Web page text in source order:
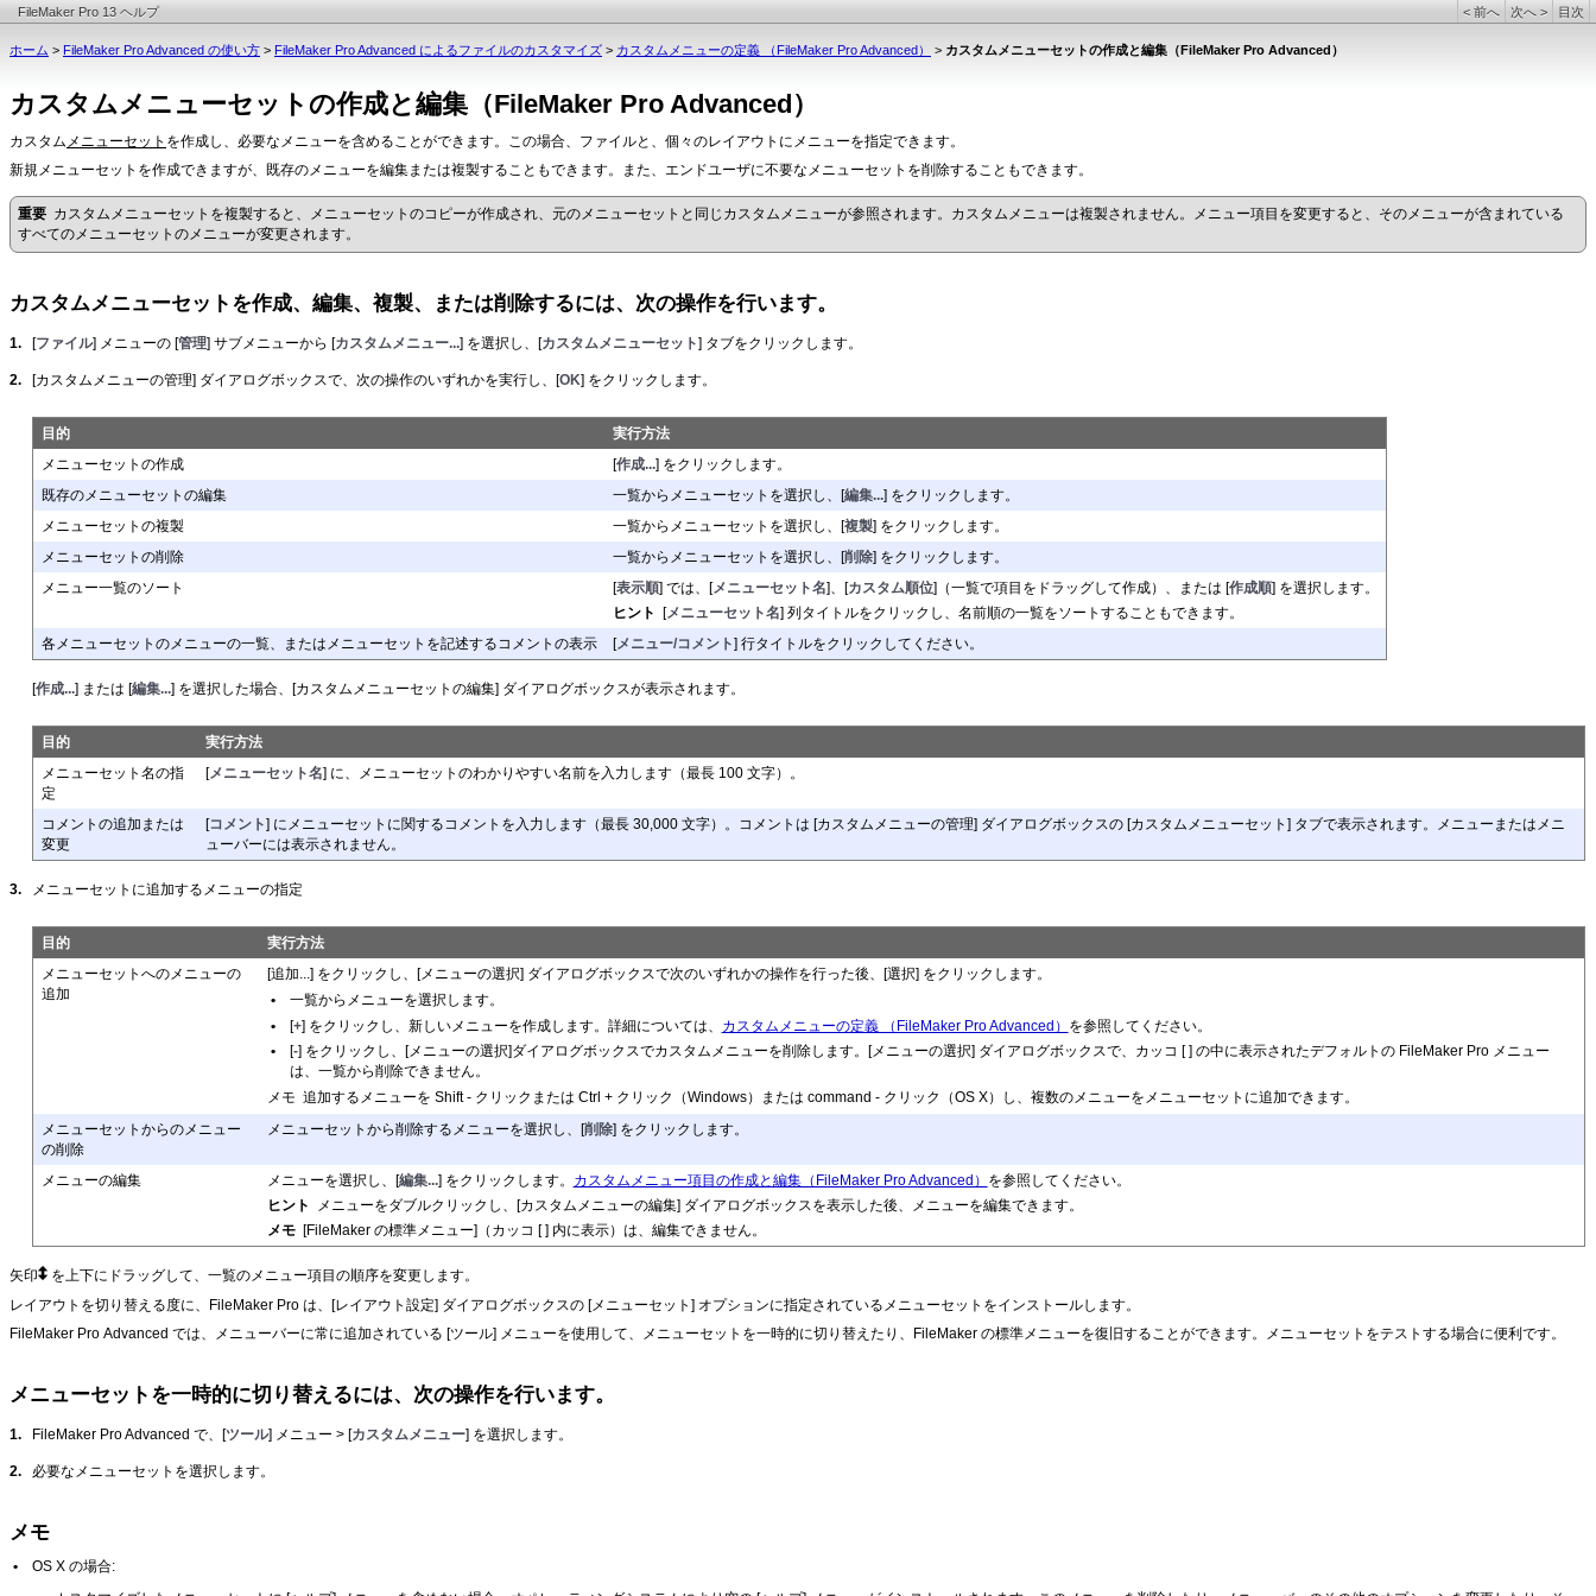
FileMaker Pro 13 ヘルプ 目次
次へ >
< 前へ
ホーム > FileMaker Pro Advanced の使い方 > FileMaker Pro Advanced によるファイルのカスタマイズ > カスタムメニューの定義 （FileMaker Pro Advanced） > カスタムメニューセットの作成と編集（FileMaker Pro Advanced）
カスタムメニューセットの作成と編集（FileMaker Pro Advanced）
カスタム メニューセット を作成し、必要なメニューを含めることができます。この場合、ファイルと、個々のレイアウトにメニューを指定できます。
新規メニューセットを作成できますが、既存のメニューを編集または複製することもできます。また、エンドユーザに不要なメニューセットを削除することもできます。
重要 カスタムメニューセットを複製すると、メニューセットのコピーが作成され、元のメニューセットと同じカスタムメニューが参照されます。カスタムメニューは複製されません。メニュー項目を変更すると、そのメニューが含まれている
すべてのメニューセットのメニューが変更されます。
カスタムメニューセットを作成、編集、複製、または削除するには、次の操作を行います。
1. [ファイル] メニューの [管理] サブメニューから [カスタムメニュー...] を選択し、[カスタムメニューセット] タブをクリックします。
2. [カスタムメニューの管理] ダイアログボックスで、次の操作のいずれかを実行し、[OK] をクリックします。
目的
実行方法
メニューセットの作成
[作成...] をクリックします。
既存のメニューセットの編集
一覧からメニューセットを選択し、[編集...] をクリックします。
メニューセットの複製
一覧からメニューセットを選択し、[複製] をクリックします。
メニューセットの削除
一覧からメニューセットを選択し、[削除] をクリックします。
メニュー一覧のソート
[表示順] では、[メニューセット名]、[カスタム順位]（一覧で項目をドラッグして作成）、または [作成順] を選択します。
ヒント [メニューセット名] 列タイトルをクリックし、名前順の一覧をソートすることもできます。
各メニューセットのメニューの一覧、またはメニューセットを記述するコメントの表示
[メニュー/コメント] 行タイトルをクリックしてください。
[作成...] または [編集...] を選択した場合、[カスタムメニューセットの編集] ダイアログボックスが表示されます。
目的
実行方法
メニューセット名の指
定
[メニューセット名] に、メニューセットのわかりやすい名前を入力します（最長 100 文字）。
コメントの追加または
変更
[コメント] にメニューセットに関するコメントを入力します（最長 30,000 文字）。コメントは [カスタムメニューの管理] ダイアログボックスの [カスタムメニューセット] タブで表示されます。メニューまたはメニ
ューバーには表示されません。
3. メニューセットに追加するメニューの指定
目的
実行方法
メニューセットへのメニューの
追加
[追加...] をクリックし、[メニューの選択] ダイアログボックスで次のいずれかの操作を行った後、[選択] をクリックします。
•
一覧からメニューを選択します。
•
[+] をクリックし、新しいメニューを作成します。詳細については、 カスタムメニューの定義 （FileMaker Pro Advanced） を参照してください。
•
[-] をクリックし、[メニューの選択]ダイアログボックスでカスタムメニューを削除します。[メニューの選択] ダイアログボックスで、カッコ [ ] の中に表示されたデフォルトの FileMaker Pro メニュー
は、一覧から削除できません。
メモ 追加するメニューを Shift - クリックまたは Ctrl + クリック（Windows）または command - クリック（OS X）し、複数のメニューをメニューセットに追加できます。
メニューセットからのメニュー
の削除
メニューセットから削除するメニューを選択し、[削除] をクリックします。
メニューの編集 メニューを選択し、[編集...] をクリックします。 カスタムメニュー項目の作成と編集（FileMaker Pro Advanced） を参照してください。
ヒント
メニューをダブルクリックし、[カスタムメニューの編集] ダイアログボックスを表示した後、メニューを編集できます。
メモ [FileMaker の標準メニュー]（カッコ [ ] 内に表示）は、編集できません。
矢印
を上下にドラッグして、一覧のメニュー項目の順序を変更します。
レイアウトを切り替える度に、FileMaker Pro は、[レイアウト設定] ダイアログボックスの [メニューセット] オプションに指定されているメニューセットをインストールします。
FileMaker Pro Advanced では、メニューバーに常に追加されている [ツール] メニューを使用して、メニューセットを一時的に切り替えたり、FileMaker の標準メニューを復旧することができます。メニューセットをテストする場合に便利です。
メニューセットを一時的に切り替えるには、次の操作を行います。
1. FileMaker Pro Advanced で、[ツール] メニュー > [カスタムメニュー] を選択します。
2. 必要なメニューセットを選択します。
メモ
•
OS X の場合: